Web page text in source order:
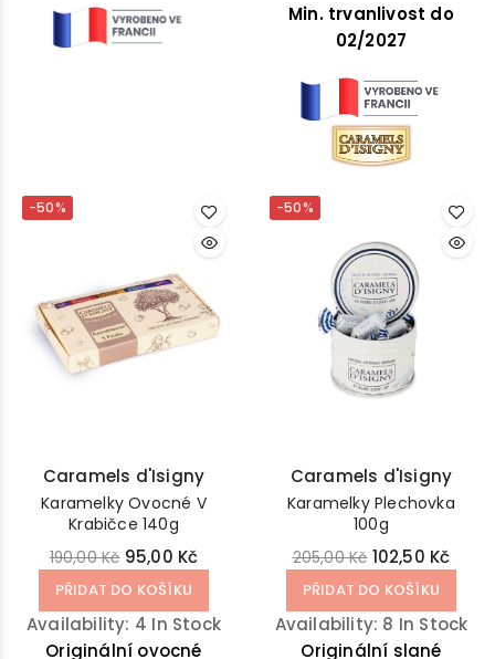
Min. trvanlivost do
02/2027
-50%
Caramels d'Isigny
Karamelky Ovocné V
Krabičce 140g
190,00 Kč 95,00 Kč
PŘIDAT DO KOŠÍKU
Availability: 4 In Stock
Originální ovocné
-50%
Caramels d'Isigny
Karamelky Plechovka
100g
205,00 Kč 102,50 Kč
PŘIDAT DO KOŠÍKU
Availability: 8 In Stock
Originální slané